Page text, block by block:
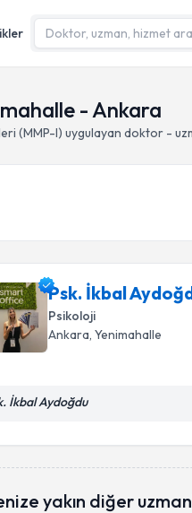
- Ankara
(MMP-I) uygulayan doktor -
Psk. İkbal
Psikoloji
Ankara, Yenimahalle
İkbal Aydoğdu
yakın diğer